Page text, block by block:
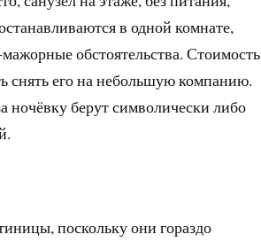
в одной комнате,
обстоятельства. Стоимость
снять его на небольшую компанию.
ночёвку берут символически либо
поскольку они гораздо